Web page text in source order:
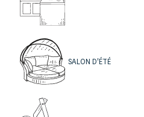
SALON D'ÉTÉ